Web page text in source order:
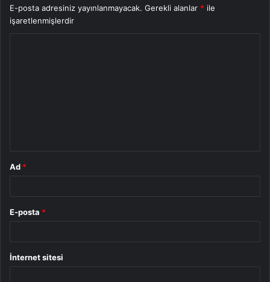
E-posta adresiniz yayınlanmayacak. Gerekli alanlar * ile
işaretlenmişlerdir
Ad *
E-posta *
İnternet sitesi